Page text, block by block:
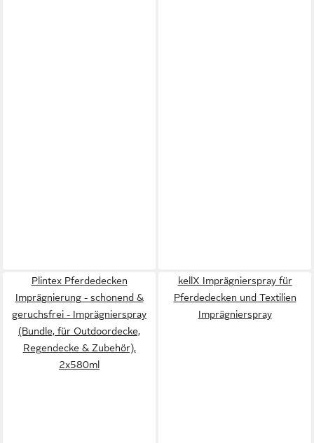
Plintex Pferdedecken
Imprägnierung - schonend &
geruchsfrei - Imprägnierspray
(Bundle, für Outdoordecke,
Regendecke & Zubehör),
2x580ml
kellX Imprägnierspray für
Pferdedecken und Textilien
Imprägnierspray